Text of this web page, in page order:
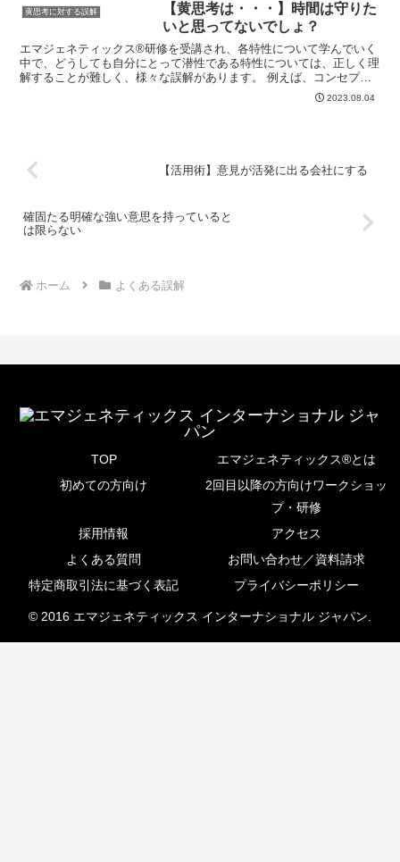
黄思考に対する誤解
【黄思考は・・・】時間は守りた
いと思ってないでしょ？
エマジェネティックス®研修を受講され、各特性について学んでいく
中で、どうしても自分にとって潜性である特性については、正しく理
解することが難しく、様々な誤解があります。 例えば、コンセプト
型（黄思考）潜性の人が黄思考のが「自由を好む」という特...2023.08.04
【活用術】意見が活発に出る会社にする
確固たる明確な強い意思を持っていると
は限らない
ホーム よくある誤解
TOP
エマジェネティックス®とは
初めての方向け
2回目以降の方向けワークショッ
プ・研修
採用情報
アクセス
よくある質問
お問い合わせ／資料請求
特定商取引法に基づく表記
プライバシーポリシー
© 2016 エマジェネティックス インターナショナル ジャパン.